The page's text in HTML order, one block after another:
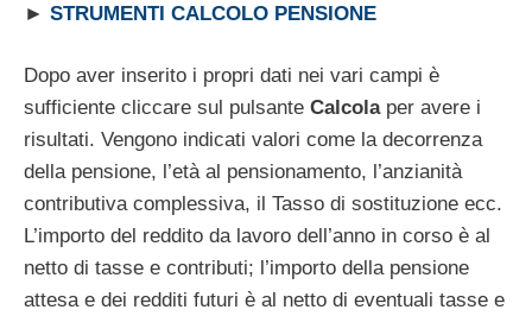
► STRUMENTI CALCOLO PENSIONE
Dopo aver inserito i propri dati nei vari campi è
sufficiente cliccare sul pulsante Calcolaper avere i
risultati. Vengono indicati valori come la decorrenza
della pensione, l’età al pensionamento, l’anzianità
contributiva complessiva, il Tasso di sostituzione ecc.
L’importo del reddito da lavoro dell’anno in corso è al
netto di tasse e contributi; l’importo della pensione
attesa e dei redditi futuri è al netto di eventuali tasse e